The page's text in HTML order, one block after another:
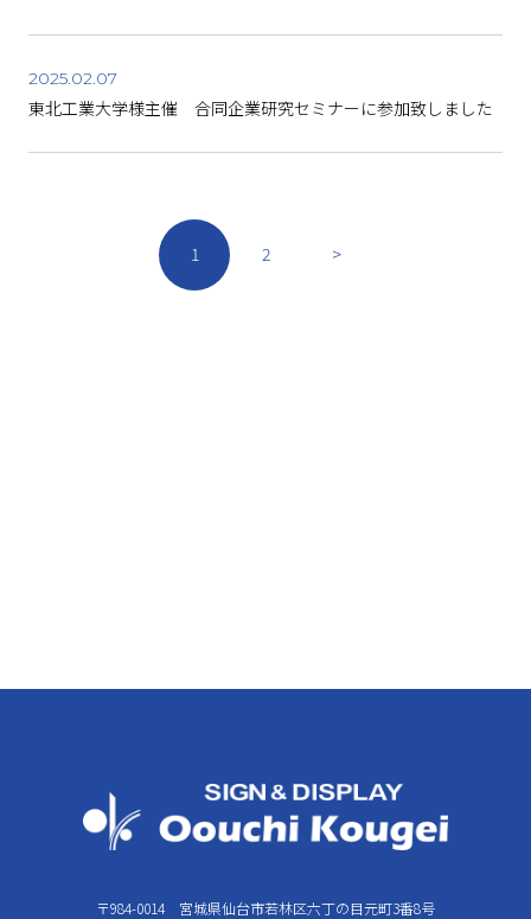
2025.02.07
東北工業大学様主催 合同企業研究セミナーに参加致しました
1 2 >
〒984-0014 宮城県仙台市若林区六丁の目元町3番8号